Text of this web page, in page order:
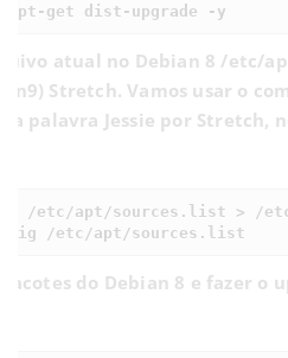
apt-get dist-upgrade -y
atual no Debian 8 /etc/
Stretch. Vamos usar o
palavra Jessie por Stretch,
/etc/apt/sources.list > /
/etc/apt/sources.list
do Debian 8 e fazer o